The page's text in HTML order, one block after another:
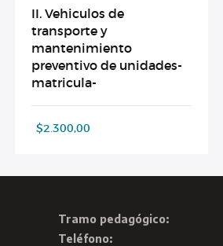
II. Vehiculos de
transporte y
mantenimiento
preventivo de unidades-
matricula-
$2.300,00
Tramo pedagógico:
Teléfono: